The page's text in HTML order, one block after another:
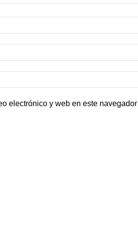
electrónico y web en este